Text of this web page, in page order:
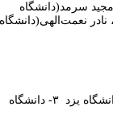
سرمد(دانشگاه
نعمت‌الهی(دانشگاه
۱- دانشگاه شهید باهنر کرمان ۲- دانشگاه یزد ۳- دانشگاه